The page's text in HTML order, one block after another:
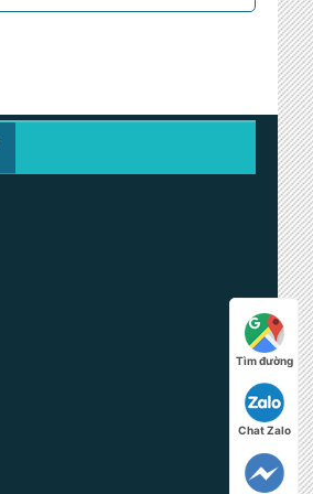
Tìm đường
Chat Zalo